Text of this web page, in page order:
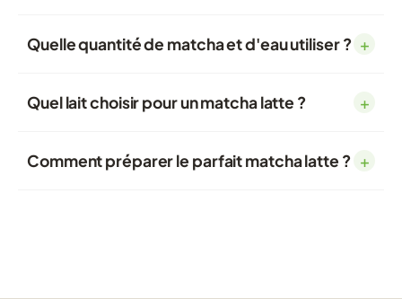
Quelle quantité de matcha et d'eau utiliser ? +
Quel lait choisir pour un matcha latte ? +
Comment préparer le parfait matcha latte ? +